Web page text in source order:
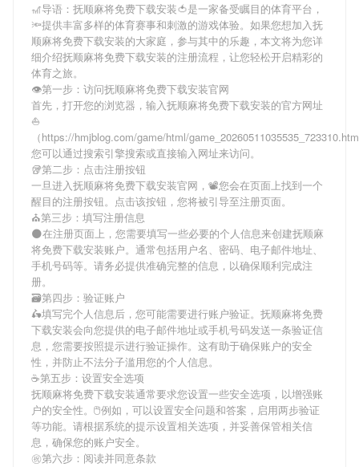
🎢导语： 抚顺麻将免费下载安装🍅是一家备受瞩目的体育平台，
🔦提供丰富多样的体育赛事和刺激的游戏体验。如果您想加入抚
顺麻将免费下载安装的大家庭，参与其中的乐趣，本文将为您详
细介绍抚顺麻将免费下载安装的注册流程，让您轻松开启精彩的
体育之旅。
👁第一步：访问抚顺麻将免费下载安装官网
首先，打开您的浏览器，输入抚顺麻将免费下载安装的官方网址
⛵️
（https://hmjblog.com/game/html/
您可以通过搜索引擎搜索或直接输入网址来访问。
🥡第二步：点击注册按钮
一旦进入抚顺麻将免费下载安装官网，📽您会在页面上找到一个
醒目的注册按钮。点击该按钮，您将被引导至注册页面。
⛪第三步：填写注册信息
🌑在注册页面上，您需要填写一些必要的个人信息来创建抚顺麻
将免费下载安装账户。通常包括用户名、密码、电子邮件地址、
手机号码等。请务必提供准确完整的信息，以确保顺利完成注
册。
🗃第四步：验证账户
🛵填写完个人信息后，您可能需要进行账户验证。 抚顺麻将免费
下载安装会向您提供的电子邮件地址或手机号码发送一条验证信
息，您需要按照提示进行验证操作。这有助于确保账户的安全
性，并防止不法分子滥用您的个人信息。
☕第五步：设置安全选项
抚顺麻将免费下载安装通常要求您设置一些安全选项，以增强账
户的安全性。🖱例如，可以设置安全问题和答案，启用两步验证
等功能。请根据系统的提示设置相关选项，并妥善保管相关信
息，确保您的账户安全。
㊗第六步：阅读并同意条款